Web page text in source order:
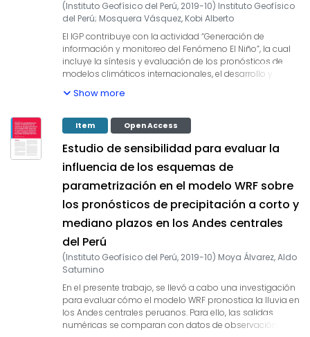
años, estudios científicos han evidenciado la influencia
de la temperatura superficial del mar anómalos de
algunas regiones oceánicas circundantes en la
ocurrencia de eventos hidrológicos extremos en la
Amazonía peruana, como es descrito en Espinoza et al.
(2009, 2011, 2012a y 2013) y Yoon & Zeng (2010), así como
en Lavado et al. (2012), entre otros. En este informe
mensual correspondiente al mes de octubre 2019, se
variables hidroclimáticas para los próximos 03 meses.
(Instituto Geofísico del Perú, 2019-10) Instituto Geofísico
del Perú; Mosquera Vásquez, Kobi Alberto
El IGP contribuye con la actividad “Generación de
información y monitoreo del Fenómeno El Niño”, la cual
incluye la síntesis y evaluación de los pronósticos de
modelos climáticos internacionales, el desarrollo y
el desarrollo de estudios científicos que fortalecerá en
boletín tiene como objetivo difundir conocimientos
científicos, avances científicos y noticias relacionadas a
este tema, con la finalidad de mantener informados a
los usuarios y proporcionarles las herramientas para un
uso óptimo de la información presentada.
Show more
Item Open Access
Estudio de sensibilidad para evaluar la
influencia de los esquemas de
parametrización en el modelo WRF sobre
los pronósticos de precipitación a corto y
mediano plazos en los Andes centrales
del Perú
(Instituto Geofísico del Perú, 2019-10) Moya Álvarez, Aldo
Saturnino
En el presente trabajo, se llevó a cabo una investigación
para evaluar cómo el modelo WRF pronostica la lluvia en
los Andes centrales peruanos. Para ello, las salidas
numéricas se comparan con datos de observación “in